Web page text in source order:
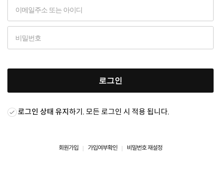
로그인
로그인 상태 유지하기. 모든 로그인 시 적용 됩니다.
회원가입 가입여부확인 비밀번호 재설정